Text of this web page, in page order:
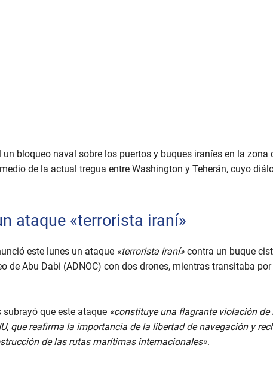
un bloqueo naval sobre los puertos y buques iraníes en la zona
de la actual tregua entre Washington y Teherán, cuyo
ataque «terrorista iraní»
este lunes un ataque «terrorista iraní» contra un buque
de Abu Dabi (ADNOC) con dos drones, mientras transitaba
que este ataque «constituye una flagrante violación
que reafirma la importancia de la libertad de navegación y
de las rutas marítimas internacionales».